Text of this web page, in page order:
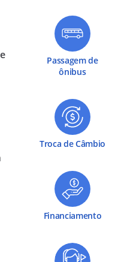
Passagem de
ônibus
Troca de Câmbio
Financiamento